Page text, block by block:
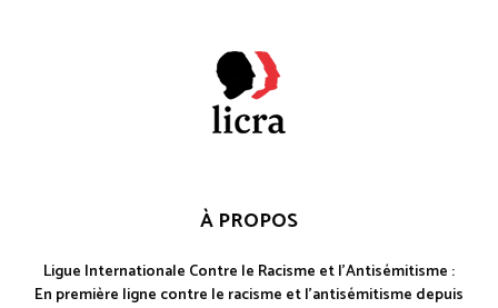
À PROPOS
Ligue Internationale Contre le Racisme et l'Antisémitisme :
En première ligne contre le racisme et l'antisémitisme depuis